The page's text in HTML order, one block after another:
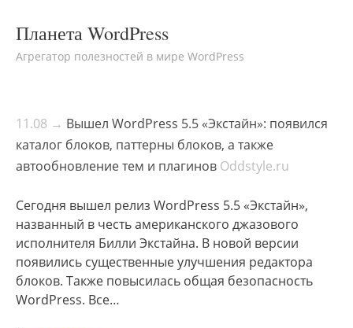
Планета WordPress
Агрегатор полезностей в мире WordPress
11.08 → Вышел WordPress 5.5 «Экстайн»: появился
каталог блоков, паттерны блоков, а также
автообновление тем и плагинов Oddstyle.ru
Сегодня вышел релиз WordPress 5.5 «Экстайн»,
названный в честь американского джазового
исполнителя Билли Экстайна. В новой версии
появились существенные улучшения редактора
блоков. Также повысилась общая безопасность
WordPress. Все…